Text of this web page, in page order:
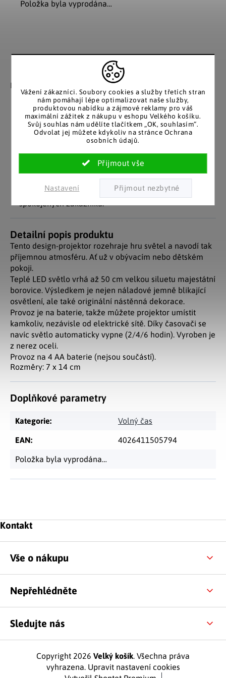
Vážení zákazníci. Soubory cookies a služby třetích stran
nám pomáhají lépe optimalizovat naše služby,
produktovou nabídku a zájmové reklamy pro váš
maximální zážitek z nákupu v eshopu Velkého košíku.
Svůj souhlas nám udělíte tlačítkem „OK, souhlasím“.
Odvolat jej můžete kdykoliv na stránce Ochrana
osobních údajů.
Nastavení
Položka byla vyprodána…
Záruka spokojenosti
Nakupujete bez obav, férové
jednání v každé situaci.
Stálým zákazníkům
posíláme papírový katalog
do schránky.
Pozitivní ohlasy
zákazníků
Za desítky let na trhu jsme
nasbírali stovky tisíc
spokojených zákazníků.
EU distribuce
Z českých skladů pro české
se zárukou původu.
Detailní popis produktu
Tento design-projektor rozehraje hru světel a navodí tak
příjemnou atmosféru. Ať už v obývacím nebo dětském
pokoji.
Teplé LED světlo vrhá až 50 cm velkou siluetu majestátní
borovice. Výsledkem je nejen náladové jemně blikající
osvětlení, ale také originální nástěnná dekorace.
Provoz je na baterie, takže můžete projektor umístit
kamkoliv, nezávisle od elektrické sítě. Díky časovači se
navíc světlo automaticky vypne (2/4/6 hodin). Vyroben je
z nerez oceli.
Provoz na 4 AA baterie (nejsou součástí).
Rozměry: 7 x 14 cm
Doplňkové parametry
Kategorie: Volný čas
EAN: 4026411505794
Položka byla vyprodána…
Zápatí
Kontakt
Vše o nákupu
Nepřehlédněte
Sledujte nás
Copyright 2026 Velký košík. Všechna práva
vyhrazena. Upravit nastavení cookies